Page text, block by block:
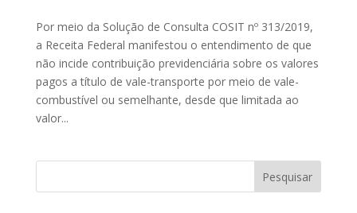
Por meio da Solução de Consulta COSIT nº 313/2019,
a Receita Federal manifestou o entendimento de que
não incide contribuição previdenciária sobre os valores
pagos a título de vale-transporte por meio de vale-
combustível ou semelhante, desde que limitada ao
valor...